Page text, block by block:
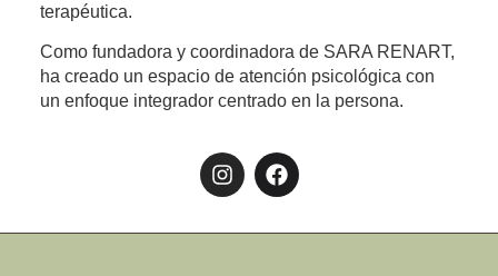
terapéutica.
Como fundadora y coordinadora de SARA RENART,
ha creado un espacio de atención psicológica con
un enfoque integrador centrado en la persona.